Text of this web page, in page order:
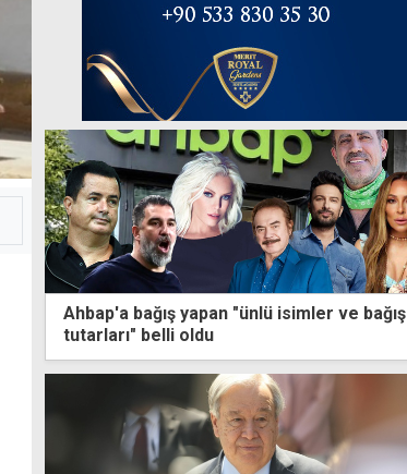
Ahbap'a bağış yapan "ünlü isimler ve bağış
tutarları" belli oldu